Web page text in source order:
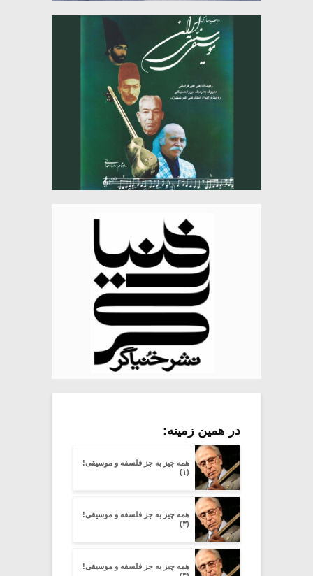
در همین زمینه:
همه چیز به جز فلسفه و موسیقی!
(۱)
همه چیز به جز فلسفه و موسیقی!
(۳)
همه چیز به جز فلسفه و موسیقی!